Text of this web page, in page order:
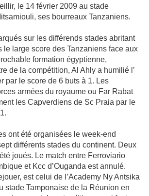
le 14 février 2009 au stade
ses bourreaux Tanzaniens.
sur les différends stades abritant
le large score des Tanzaniens face aux
formation égyptienne,
de la compétition, Al Ahly a humilié l’
par le score de 6 buts à 1. Les
armées du royaume ou Far Rabat
les Capverdiens de Sc Praia par le
ont été organisées le week-end
différents stades du continent. Deux
joués. Le match entre Ferroviario
et Kcc d’Ouganda est annulé.
est celui de l’Academy Ny Antsika
stade Tamponaise de la Réunion en